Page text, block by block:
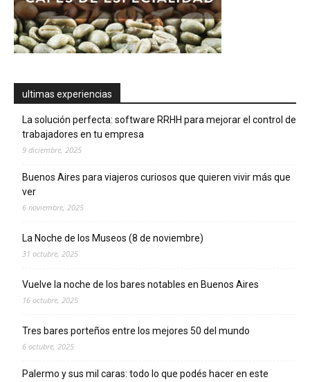
ultimas experiencias
La solución perfecta: software RRHH para mejorar el control de
trabajadores en tu empresa
9 diciembre, 2025
Buenos Aires para viajeros curiosos que quieren vivir más que
ver
6 noviembre, 2025
La Noche de los Museos (8 de noviembre)
31 octubre, 2025
Vuelve la noche de los bares notables en Buenos Aires
16 octubre, 2025
Tres bares porteños entre los mejores 50 del mundo
6 octubre, 2025
Palermo y sus mil caras: todo lo que podés hacer en este